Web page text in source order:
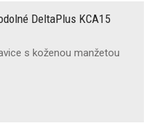
DeltaPlus KCA15
s koženou manžetou